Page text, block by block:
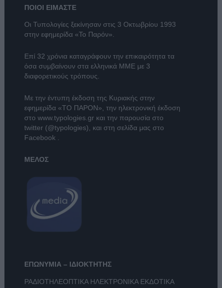
ΠΟΙΟΙ ΕΙΜΑΣΤΕ
Οι Τυπολογίες ξεκίνησαν στις 3 Οκτωβρίου 1993
στην εφημερίδα «Το Παρόν».
Επί 32 χρόνια καταγράφουν την επικαιρότητα τα
όσα συμβαίνουν στα ελληνικά ΜΜΕ με 3
διαφορετικούς τρόπους.
Με την έντυπη έκδοση της Κυριακής στην
εφημερίδα «ΤΟ ΠΑΡΟΝ» , την ηλεκτρονική έκδοση
στο www.typologies.grκαι την παρουσία στο
twitter (@typologies) , και στη σελίδα μας στο
Facebook
ΜΕΛΟΣ
ΕΠΩΝΥΜΙΑ – ΙΔΙΟΚΤΗΤΗΣ
ΡΑΔΙΟΤΗΛΕΟΠΤΙΚΑ ΗΛΕΚΤΡΟΝΙΚΑ ΕΚΔΟΤΙΚΑ